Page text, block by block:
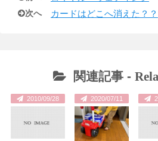
次へ カードはどこへ消えた？？
関連記事 -
2010/09/28 2020/07/11